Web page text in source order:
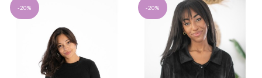
-20% -20%